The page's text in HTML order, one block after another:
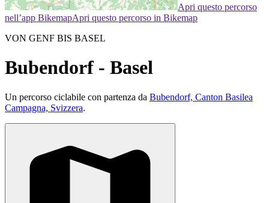
Apri questo percorso
nell’app BikemapApri questo percorso in Bikemap
VON GENF BIS BASEL
Bubendorf - Basel
Un percorso ciclabile con partenza da Bubendorf, Canton Basilea
Campagna, Svizzera.